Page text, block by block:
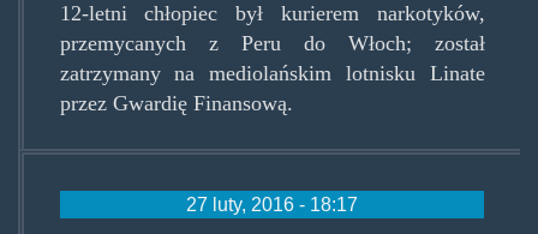
12-letni chłopiec był kurierem narkotyków,
przemycanych z Peru do Włoch; został
zatrzymany na mediolańskim lotnisku Linate
przez Gwardię Finansową.
27 luty, 2016 - 18:17